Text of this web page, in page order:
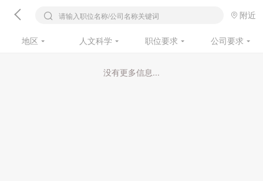
请输入职位名称/公司名称关键词 附近
地区 人文科学 职位要求 公司要求
没有更多信息...